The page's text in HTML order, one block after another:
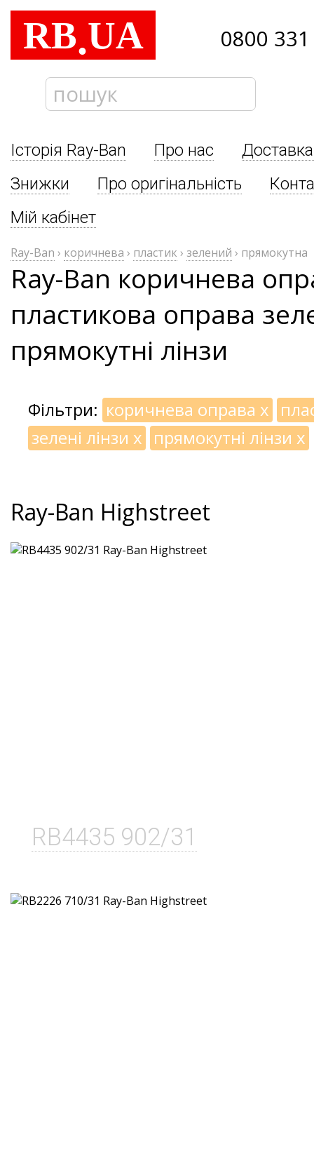
RB.UA 0800
Історія Ray-Ban Про нас
Знижки
Про оригінальність
Мій кабінет
Ray-Ban › коричнева › пластик › зелений › прямокутна
Ray-Ban коричнева
пластикова оправа
прямокутні лінзи
Фільтри: коричнева оправа x
зелені лінзи x прямокутні лінзи x
Ray-Ban Highstreet
RB4435 902/31